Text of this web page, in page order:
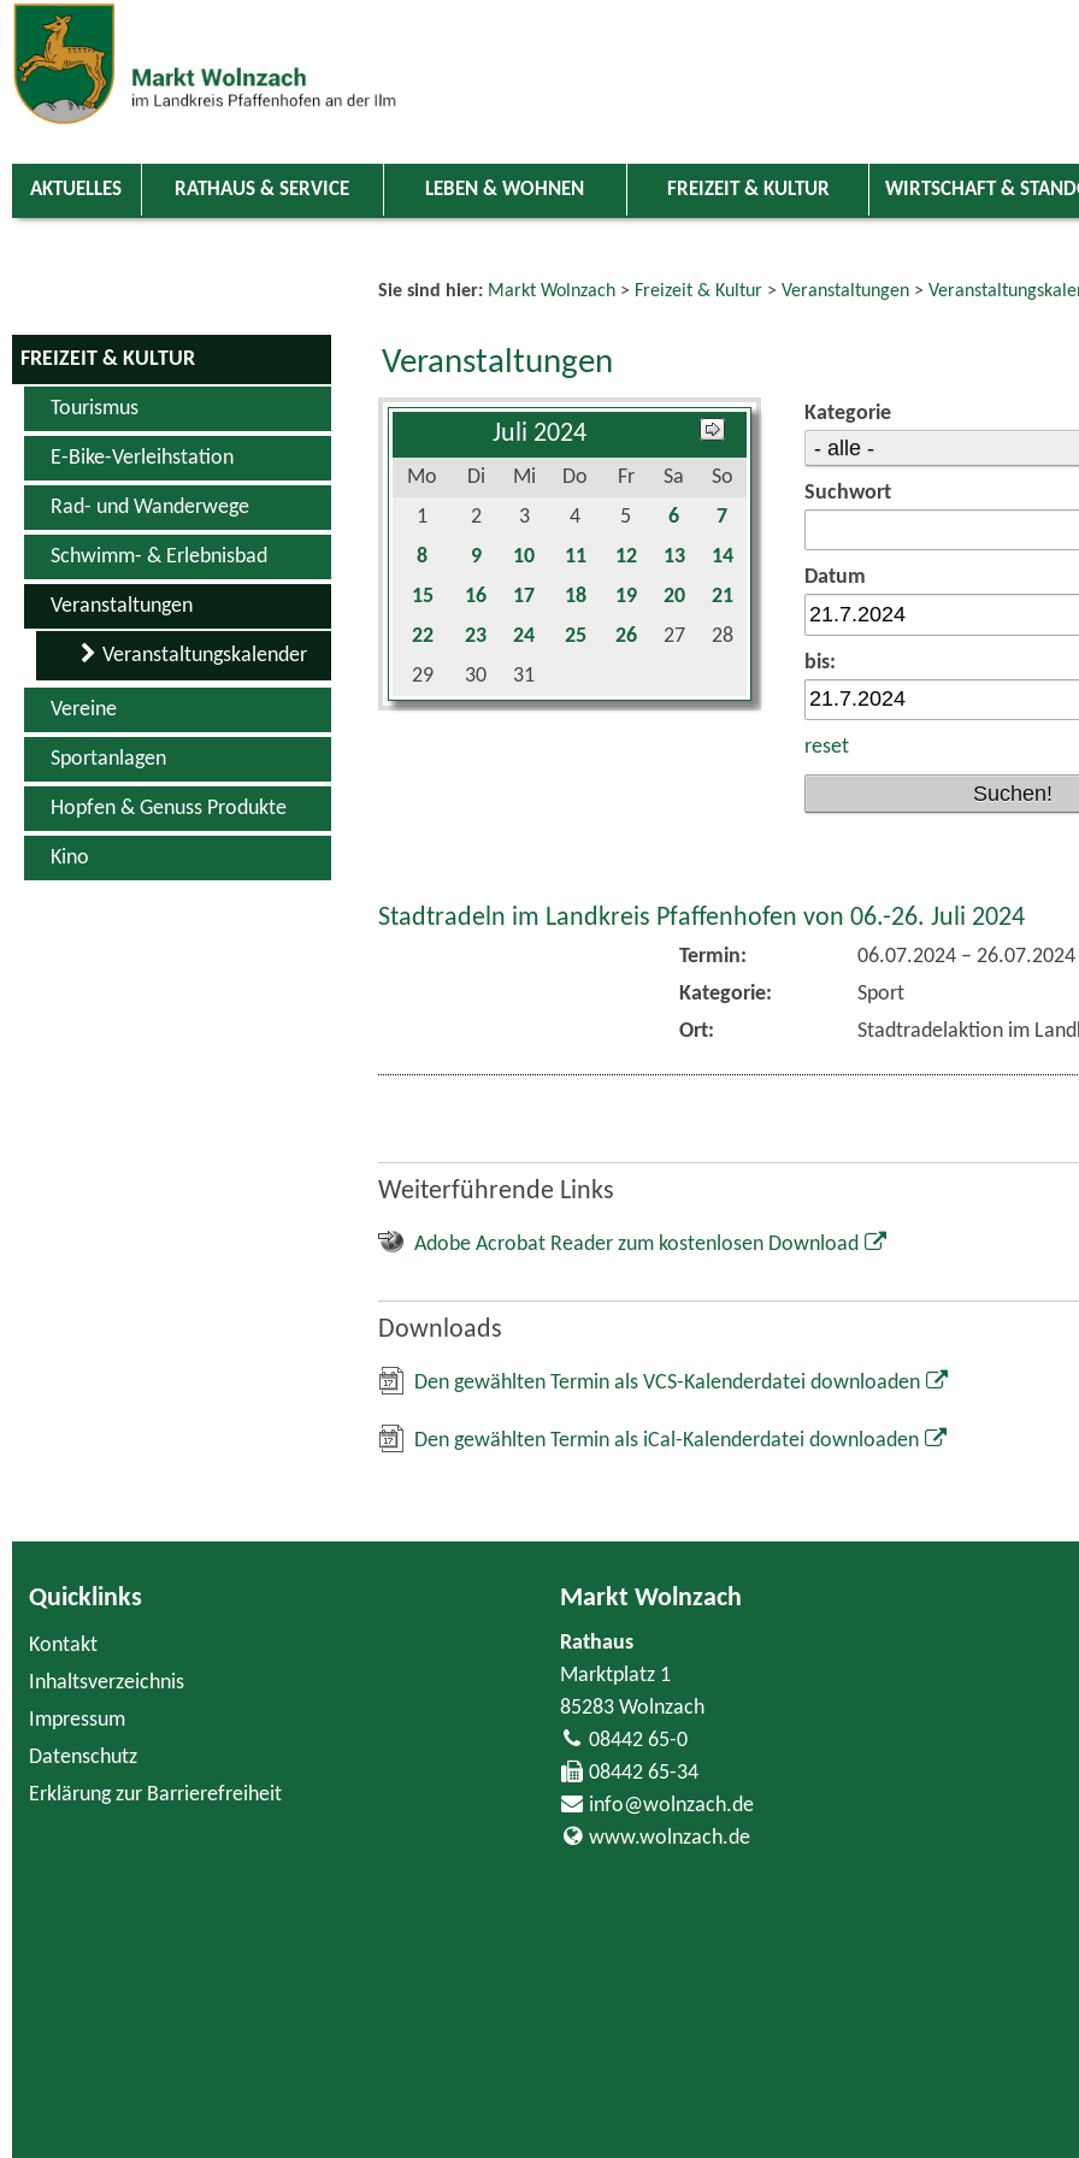
Zum Inhalt zur Navigation
AKTUELLES RATHAUS & SERVICE LEBEN & WOHNEN FREIZEIT & KULTUR WIRTSCHAFT &
FREIZEIT & KULTUR
Tourismus
E-Bike-Verleihstation
Rad- und Wanderwege
Schwimm- & Erlebnisbad
Veranstaltungen
Veranstaltungskalender
Vereine
Sportanlagen
Hopfen & Genuss Produkte
Kino
Sie sind hier: Markt Wolnzach> Freizeit & Kultur> Veranstaltungen>
Veranstaltungen
Juli 2024
Mo Di Mi Do Fr Sa
So
1
2 3 4 5 6
7
8
9 10 11 12 13
14
15
16 17 18 19 20
21
22
23 24 25 26 27
28
29
30 31
Kategorie
Suchwort
Datum
bis:
reset
Stadtradeln im Landkreis Pfaffenhofen von 06.-26. Juli 2024
Termin: 06.07.2024– 26.07.2024
Kategorie:
Sport
Ort:
Stadtradelaktion im
Weiterführende Links
Adobe Acrobat Reader zum kostenlosen Download
Downloads
Den gewählten Termin als VCS-Kalenderdatei downloaden
Den gewählten Termin als iCal-Kalenderdatei downloaden
Quicklinks
Kontakt
Inhaltsverzeichnis
Impressum
Datenschutz
Erklärung zur Barrierefreiheit
Markt Wolnzach
Rathaus
Marktplatz 1
85283 Wolnzach
08442 65-0
08442 65-34
info@wolnzach.de
www.wolnzach.de